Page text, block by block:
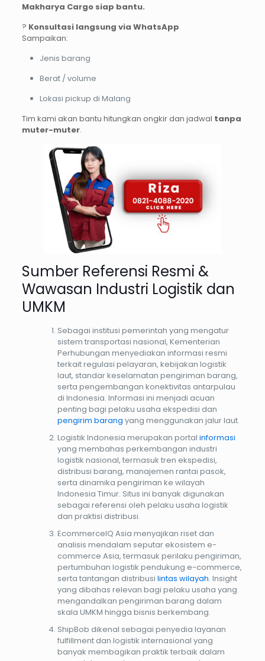
Makharya Cargo siap bantu.
? Konsultasi langsung via WhatsApp
Sampaikan:
Jenis barang
Berat / volume
Lokasi pickup di Malang
Tim kami akan bantu hitungkan ongkir dan jadwal tanpa
muter-muter.
Sumber Referensi Resmi &
Wawasan Industri Logistik dan
UMKM
Sebagai institusi pemerintah yang mengatur
sistem transportasi nasional, Kementerian
Perhubungan menyediakan informasi resmi
terkait regulasi pelayaran, kebijakan logistik
laut, standar keselamatan pengiriman barang,
serta pengembangan konektivitas antarpulau
di Indonesia. Informasi ini menjadi acuan
penting bagi pelaku usaha ekspedisi dan
pengirim barang yang menggunakan jalur laut.
Logistik Indonesia merupakan portal informasi
yang membahas perkembangan industri
logistik nasional, termasuk tren ekspedisi,
distribusi barang, manajemen rantai pasok,
serta dinamika pengiriman ke wilayah
Indonesia Timur. Situs ini banyak digunakan
sebagai referensi oleh pelaku usaha logistik
dan praktisi distribusi.
EcommerceIQ Asia menyajikan riset dan
analisis mendalam seputar ekosistem e-
commerce Asia, termasuk perilaku pengiriman,
pertumbuhan logistik pendukung e-commerce,
serta tantangan distribusi lintas wilayah. Insight
yang dibahas relevan bagi pelaku usaha yang
mengandalkan pengiriman barang dalam
skala UMKM hingga bisnis berkembang.
ShipBob dikenal sebagai penyedia layanan
fulfillment dan logistik internasional yang
banyak membagikan praktik terbaik dalam